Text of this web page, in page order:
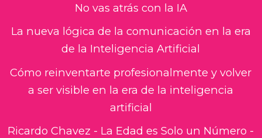
No vas atrás con la IA
La nueva lógica de la comunicación en la era
de la Inteligencia Artificial
Cómo reinventarte profesionalmente y volver
a ser visible en la era de la inteligencia
artificial
Ricardo Chavez - La Edad es Solo un Número -